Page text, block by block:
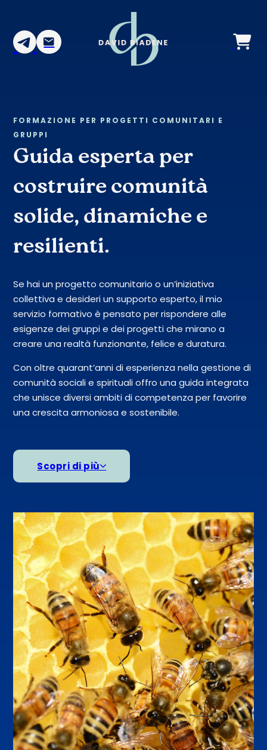
FORMAZIONE PER PROGETTI COMUNITARI E
GRUPPI
Guida esperta per
costruire comunità
solide, dinamiche e
resilienti.
Se hai un progetto comunitario o un’iniziativa
collettiva e desideri un supporto esperto, il mio
servizio formativo è pensato per rispondere alle
esigenze dei gruppi e dei progetti che mirano a
creare una realtà funzionante, felice e duratura.
Con oltre quarant’anni di esperienza nella gestione di
comunità sociali e spirituali offro una guida integrata
che unisce diversi ambiti di competenza per favorire
una crescita armoniosa e sostenibile.
Scopri di più